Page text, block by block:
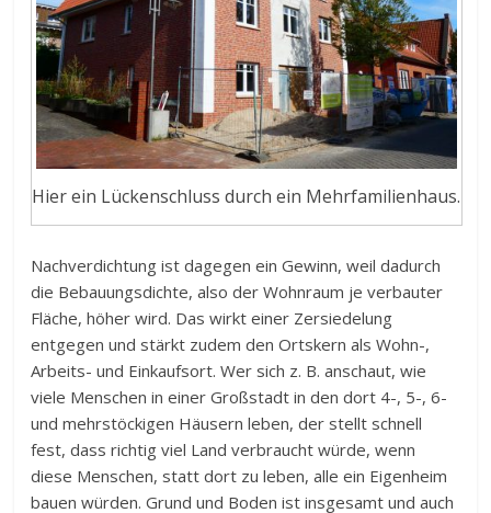
Hier ein Lückenschluss durch ein Mehrfamilienhaus.
Nachverdichtung ist dagegen ein Gewinn, weil dadurch
die Bebauungsdichte, also der Wohnraum je verbauter
Fläche, höher wird. Das wirkt einer Zersiedelung
entgegen und stärkt zudem den Ortskern als Wohn-,
Arbeits- und Einkaufsort. Wer sich z. B. anschaut, wie
viele Menschen in einer Großstadt in den dort 4-, 5-, 6-
und mehrstöckigen Häusern leben, der stellt schnell
fest, dass richtig viel Land verbraucht würde, wenn
diese Menschen, statt dort zu leben, alle ein Eigenheim
bauen würden. Grund und Boden ist insgesamt und auch